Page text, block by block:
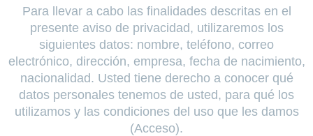
Para llevar a cabo las finalidades descritas en el
presente aviso de privacidad, utilizaremos los
siguientes datos: nombre, teléfono, correo
electrónico, dirección, empresa, fecha de nacimiento,
nacionalidad. Usted tiene derecho a conocer qué
datos personales tenemos de usted, para qué los
utilizamos y las condiciones del uso que les damos
(Acceso).